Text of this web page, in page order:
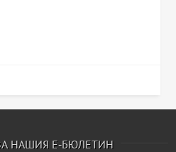
НАШИЯ Е-БЮЛЕТИН